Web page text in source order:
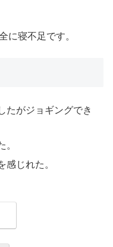
に寝不足です。
たがジョギングでき
。
感じれた。